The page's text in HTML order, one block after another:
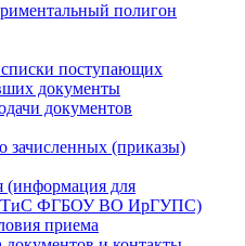
полигон
поступающих
документы
документов
зачисленных (приказы)
(информация для
ФГБОУ ВО ИрГУПС)
приема